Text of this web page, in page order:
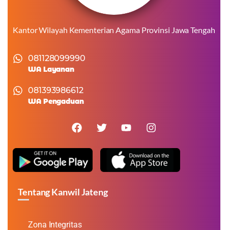
Kantor Wilayah Kementerian Agama Provinsi Jawa Tengah
081128099990
WA Layanan
081393986612
WA Pengaduan
Tentang Kanwil Jateng
Zona Integritas